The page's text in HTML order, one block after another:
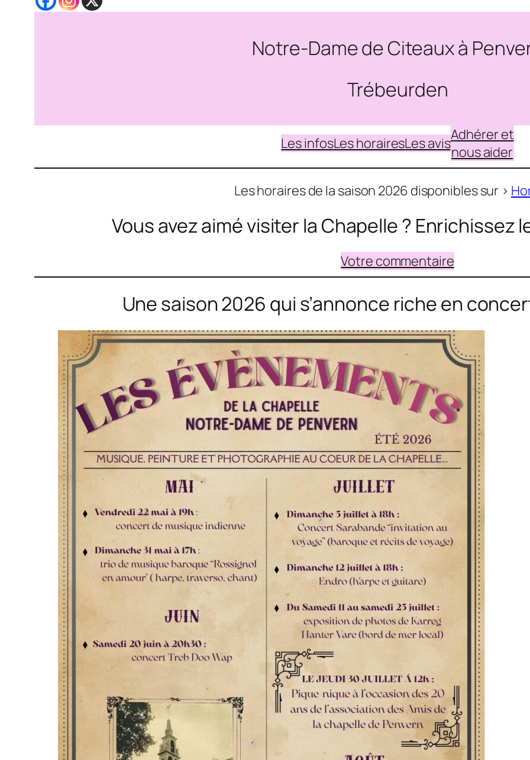
Notre-Dame de Citeaux à
Trébeurden
Les infosLes horairesLes avisAdhérer et
nous aider
Les horaires de la saison 2026 disponibles sur >
Vous avez aimé visiter la Chapelle ? Enrichissez
Votre commentaire
Une saison 2026 qui s’annonce riche en
POUR VOUS ABONNER A NOTRE
NEWSLETTER
Email Address